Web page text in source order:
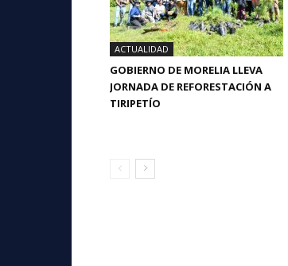
ACTUALIDAD
GOBIERNO DE MORELIA LLEVA
JORNADA DE REFORESTACIÓN A
TIRIPETÍO